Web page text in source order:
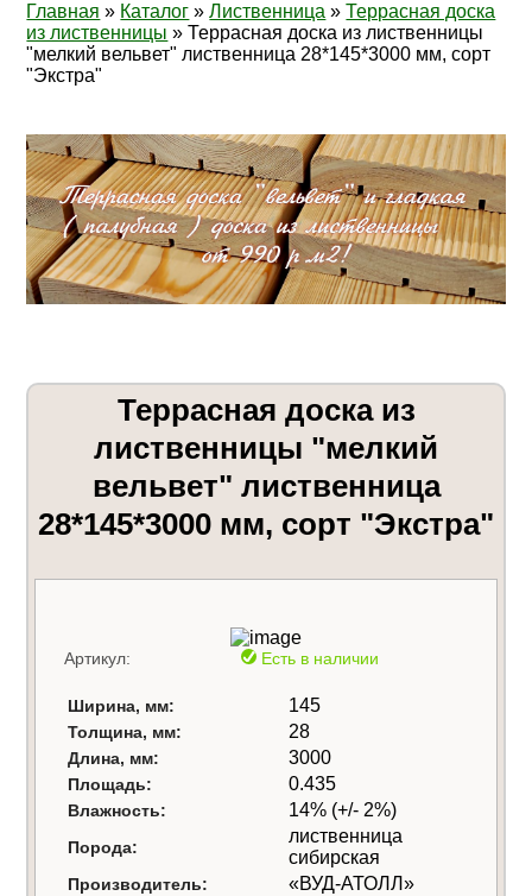
Главная » Каталог »Лиственница »Террасная доска
из лиственницы »Террасная доска из лиственницы
"мелкий вельвет" лиственница 28*145*3000 мм, сорт
"Экстра"
Террасная доска из
лиственницы "мелкий
вельвет" лиственница
28*145*3000 мм, сорт "Экстра"
Артикул: Есть в наличии
Ширина, мм: 145
Толщина, мм: 28
Длина, мм: 3000
Площадь: 0.435
Влажность: 14% (+/- 2%)
Порода:
лиственница
сибирская
Производитель: «ВУД-АТОЛЛ»